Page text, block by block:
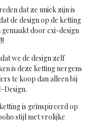
dat ze uniek zijn is
de design op de ketting
door cxi-design
we de design zelf
is deze ketting nergens
te koop dan alleen bij
Design.
is geïnspireerd op
stijl met vrolijke